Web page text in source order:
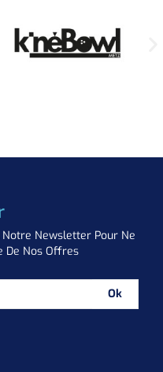
Notre Newsletter Pour Ne
De Nos Offres
Ok